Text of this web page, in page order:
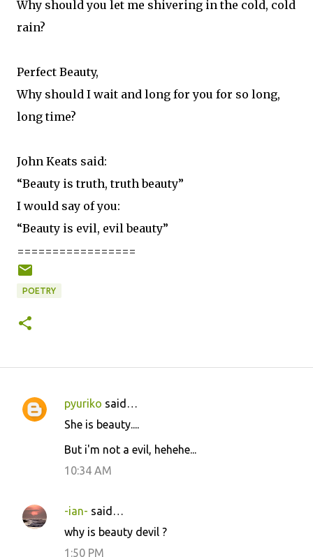
Why should you let me shivering in the cold, cold
rain?
Perfect Beauty,
Why should I wait and long for you for so long,
long time?
John Keats said:
“Beauty is truth, truth beauty”
I would say of you:
“Beauty is evil, evil beauty”
=================
POETRY
C
n
t
pyuriko said…
She is beauty....
But i'm not a evil, hehehe...
10:34 AM
-ian- said…
why is beauty devil ?
1:50 PM